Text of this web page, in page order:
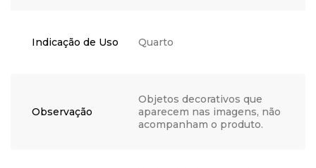
Indicação de Uso Quarto
Observação
Objetos decorativos que
aparecem nas imagens, não
acompanham o produto.